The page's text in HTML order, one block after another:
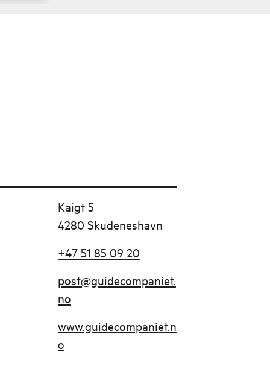
Kaigt 5
4280 Skudeneshavn
+47 51 85 09 20
post@guidecompaniet.
no
www.guidecompaniet.n
o